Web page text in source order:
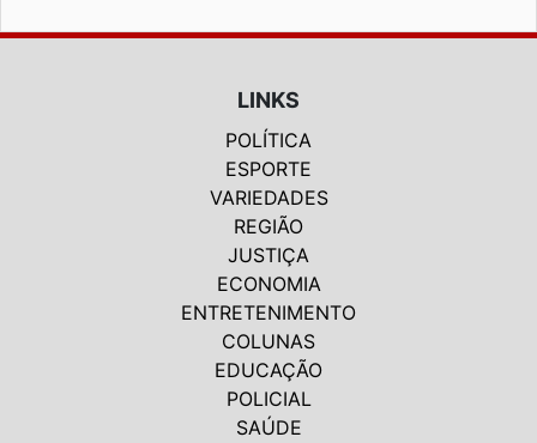
LINKS
POLÍTICA
ESPORTE
VARIEDADES
REGIÃO
JUSTIÇA
ECONOMIA
ENTRETENIMENTO
COLUNAS
EDUCAÇÃO
POLICIAL
SAÚDE